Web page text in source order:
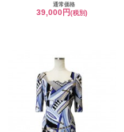
通常価格
39,000円(税別)